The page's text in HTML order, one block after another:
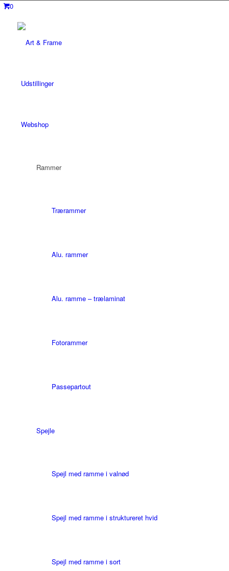
0
Udstillinger
Webshop
Rammer
Trærammer
Alu. rammer
Alu. ramme – trælaminat
Fotorammer
Passepartout
Spejle
Spejl med ramme i valnød
Spejl med ramme i struktureret hvid
Spejl med ramme i sort